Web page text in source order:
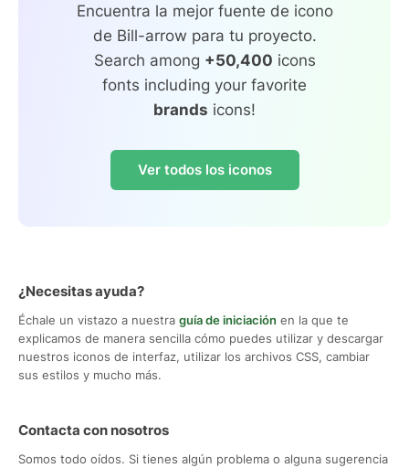
Encuentra la mejor fuente de icono
de Bill-arrow para tu proyecto.
Search among +50,400 icons
fonts including your favorite
brands icons!
Ver todos los iconos
¿Necesitas ayuda?
Échale un vistazo a nuestra guía de iniciación en la que te
explicamos de manera sencilla cómo puedes utilizar y descargar
nuestros iconos de interfaz, utilizar los archivos CSS, cambiar
sus estilos y mucho más.
Contacta con nosotros
Somos todo oídos. Si tienes algún problema o alguna sugerencia